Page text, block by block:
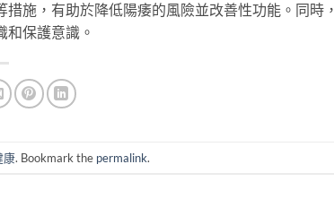
施，有助於降低陽痿的風險並改善性功能。同時，
保護意識。
康. Bookmark the permalink.